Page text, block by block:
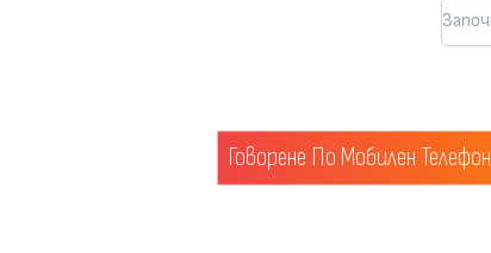
Говорене По Мобилен Телефон